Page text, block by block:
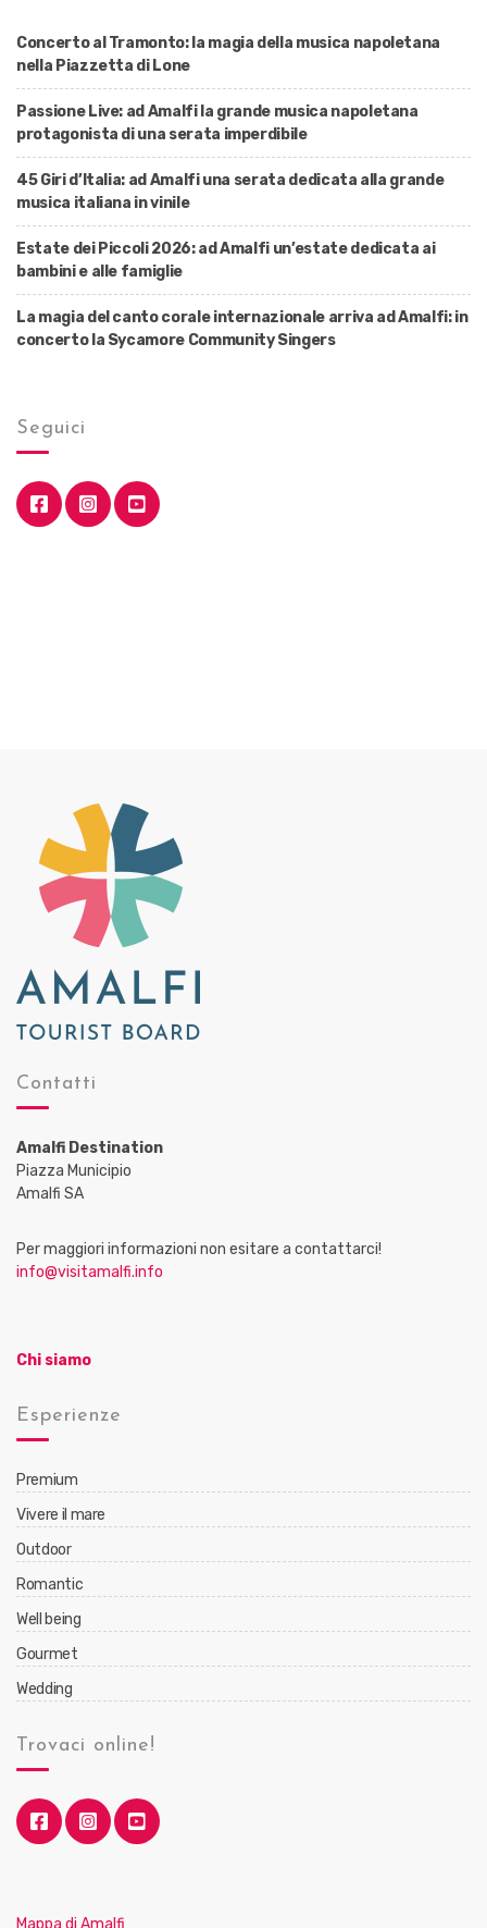
Concerto al Tramonto: la magia della musica napoletana
nella Piazzetta di Lone
Passione Live: ad Amalfi la grande musica napoletana
protagonista di una serata imperdibile
45 Giri d’Italia: ad Amalfi una serata dedicata alla grande
musica italiana in vinile
Estate dei Piccoli 2026: ad Amalfi un’estate dedicata ai
bambini e alle famiglie
La magia del canto corale internazionale arriva ad Amalfi: in
concerto la Sycamore Community Singers
Seguici
Contatti
Amalfi Destination
Piazza Municipio
Amalfi SA
Per maggiori informazioni non esitare a contattarci!
info@visitamalfi.info
Chi siamo
Esperienze
Premium
Vivere il mare
Outdoor
Romantic
Well being
Gourmet
Wedding
Trovaci online!
Mappa di Amalfi